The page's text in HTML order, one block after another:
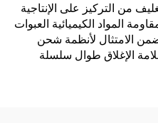
من التركيز على الإنتاجية
المواد الكيميائية العبوات
الامتثال لأنظمة شحن
الإغلاق طوال سلسلة